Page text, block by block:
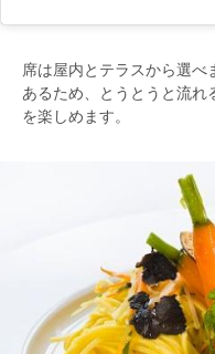
席は屋内とテラスから選べ
あるため、とうとうと流れ
を楽しめます。